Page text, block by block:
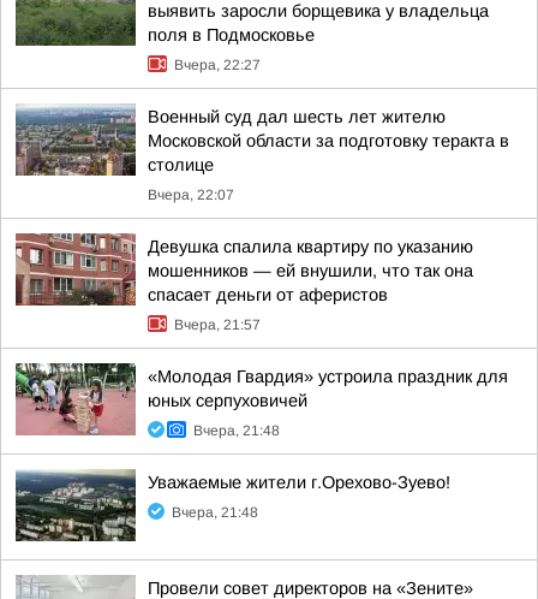
выявить заросли борщевика у владельца
поля в Подмосковье
Вчера, 22:27
Военный суд дал шесть лет жителю
Московской области за подготовку теракта в
столице
Вчера, 22:07
Девушка спалила квартиру по указанию
мошенников — ей внушили, что так она
спасает деньги от аферистов
Вчера, 21:57
«Молодая Гвардия» устроила праздник для
юных серпуховичей
Вчера, 21:48
Уважаемые жители г.Орехово-Зуево!
Вчера, 21:48
Провели совет директоров на «Зените»